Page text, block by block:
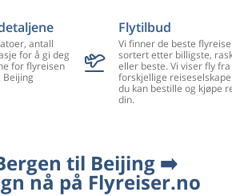
antall
for å gi deg
for flyreisen
Flytilbud
Vi finner de beste
sortert etter billigste,
eller beste. Vi viser fly
forskjellige
du kan bestille og kjøpe
din.
til Beijing ➡️
nå på Flyreiser.no